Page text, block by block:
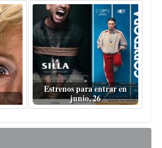
Estrenos para entrar en
junio, 26